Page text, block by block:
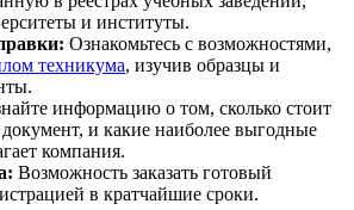
и институты.
Ознакомьтесь с возможностями,
техникума, изучив образцы и
информацию о том, сколько стоит
и какие наиболее выгодные
компания.
Возможность заказать готовый
в кратчайшие сроки.